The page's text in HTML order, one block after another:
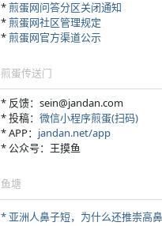
*煎蛋网问答分区关闭通知
*煎蛋网社区管理规定
*煎蛋网官方渠道公示
煎蛋传送门
* 反馈：sein@jandan.com
* 投稿： 微信小程序煎蛋(扫码)
* APP： jandan.net/app
* 公众号：王摸鱼
鱼塘
* 亚洲人鼻子短，为什么还推崇高